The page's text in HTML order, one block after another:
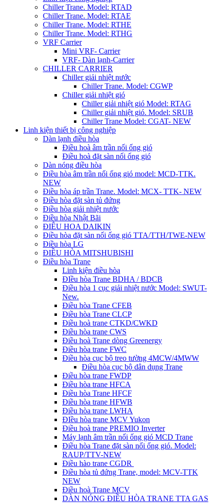
Chiller Trane. Model: RTAD
Chiller Trane. Model: RTAE
Chiller Trane. Model: RTHE
Chiller Trane. Model: RTHG
VRF Carrier
Mini VRF- Carrier
VRF- Dàn lạnh-Carrier
CHILLER CARRIER
Chiller giải nhiệt nước
Chiller Trane. Model: CGWP
Chiller giải nhiệt gió
Chiller giải nhiệt gió Model: RTAG
Chiller giải nhiệt gió. Model: SRUB
Chiller Trane Model: CGAT- NEW
Linh kiện thiết bị công nghiệp
Dàn lạnh điều hòa
Điều hoà âm trần nối ống gió
Điều hoà đặt sàn nối ống gió
Dàn nóng điều hòa
Điều hòa âm trần nối ống gió model: MCD-TTK.
NEW
Điều hòa áp trần Trane. Model: MCX- TTK- NEW
Điều hòa đặt sàn tủ đứng
Điều hòa giải nhiệt nước
Điều hòa Nhật Bãi
ĐIÊU HOA DAIKIN
Điều hòa đặt sàn nối ống gió TTA/TTH/TWE-NEW
Điều hòa LG
ĐIỀU HÒA MITSHUBISHI
Điều hòa Trane
Linh kiện điều hòa
ĐIều hòa Trane BDHA / BDCB
Điều hòa 1 cục giải nhiệt nước Model: SWUT-
New.
Điều hòa Trane CFEB
Điều hòa Trane CLCP
Điều hoà trane CTKD/CWKD
Điều hòa trane CWS
Điều hoà Trane dòng Greenergy
Điều hòa trane FWC
Điều hòa cục bộ treo tường 4MCW/4MWW
Điều hòa cục bộ dân dụng Trane
Điều hòa trane FWDP
Điều hòa trane HFCA
Điều hòa Trane HFCF
Điều hòa trane HFWB
Điều hòa trane LWHA
ĐIều hòa trane MCV Yukon
Điều hoà trane PREMIO Inverter
Máy lạnh âm trần nối ống gió MCD Trane
Điều hòa Trane đặt sàn nối ống gió. Model:
RAUP/TTV-NEW
Điều hào trane CGDR
Điều hòa tủ đứng Trane, model: MCV-TTK
NEW
Điều hoà Trane MCV
DÀN NÓNG ĐIỀU HÒA TRANE TTA GAS